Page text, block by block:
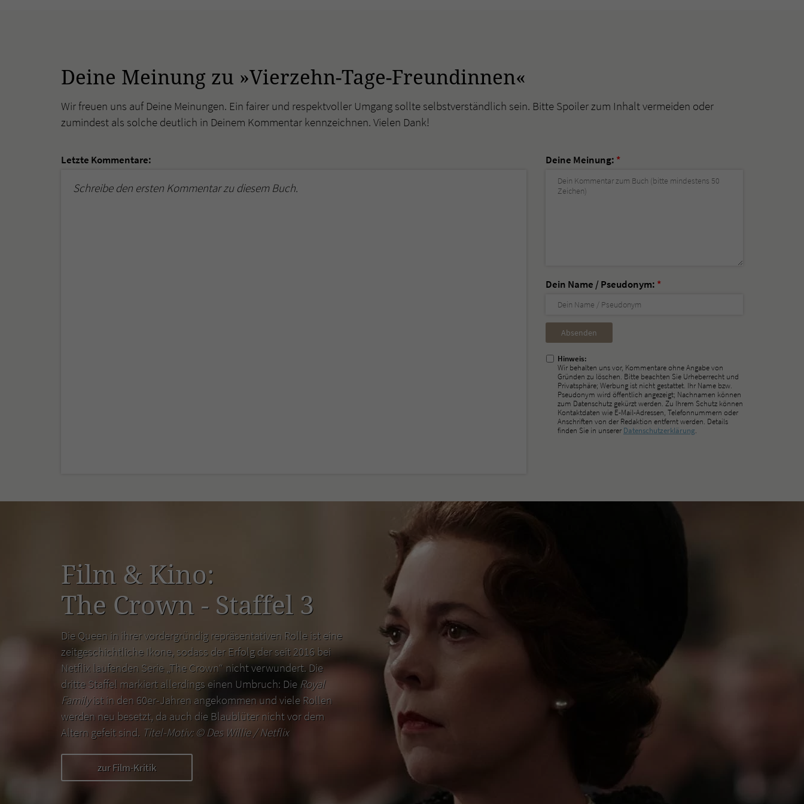
Deine Meinung zu »Vierzehn-Tage-Freundinnen«
Wir freuen uns auf Deine Meinungen. Ein fairer und respektvoller Umgang sollte selbstverständlich sein. Bitte Spoiler zum Inhalt vermeiden oder
zumindest als solche deutlich in Deinem Kommentar kennzeichnen. Vielen Dank!
Letzte Kommentare:
Schreibe den ersten Kommentar zu diesem Buch.
Deine Meinung: *
Dein Name / Pseudonym: *
Nicht
ausfüllen!
Hinweis:
Wir behalten uns vor, Kommentare ohne Angabe von
Gründen zu löschen. Bitte beachten Sie Urheberrecht und
Privatsphäre; Werbung ist nicht gestattet. Ihr Name bzw.
Pseudonym wird öffentlich angezeigt; Nachnamen können
zum Datenschutz gekürzt werden. Zu Ihrem Schutz können
Kontaktdaten wie E-Mail-Adressen, Telefonnummern oder
Anschriften von der Redaktion entfernt werden. Details
finden Sie in unserer Datenschutzerklärung.
Film & Kino:
The Crown - Staffel 3
Die Queen in ihrer vordergründig repräsentativen Rolle ist eine
zeitgeschichtliche Ikone, sodass der Erfolg der seit 2016 bei
Netflix laufenden Serie „The Crown“ nicht verwundert. Die
dritte Staffel markiert allerdings einen Umbruch: Die Royal
Familyist in den 60er-Jahren angekommen und viele Rollen
werden neu besetzt, da auch die Blaublüter nicht vor dem
Altern gefeit sind. Titel-Motiv: ©Des Willie / Netflix
zur Film-Kritik